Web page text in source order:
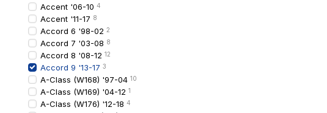
Accent '06-10 4
Accent '11-17 8
Accord 6 '98-02 2
Accord 7 '03-08 8
Accord 8 '08-12 12
Accord 9 '13-17 3
A-Class (W168) '97-04 10
A-Class (W169) '04-12 1
A-Class (W176) '12-18 4